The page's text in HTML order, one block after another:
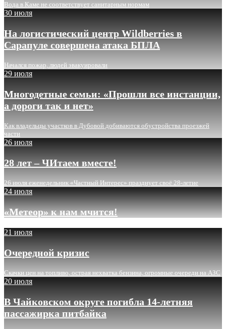
Вода в Каме не соответствует санитарным нормам
30 июля
На логистический центр Wildberries в
Сарапуле совершена атака БПЛА
Начался пожар, людей эвакуировали
29 июля
Многодетные семьи: «Прошли все инстанции,
а дороги так и нет»
Как владельцы участков в Дубовой добиваются обустройства проезжей
части
26 июля
28 лет – ЧИтаем вместе!
26 июля еженедельник «Частный Интерес» празднует своё 28-летие
24 июля
«Метеор» к нам мчится!
21 июля
Очередной кризис
Скачки цен на топливо, острая нехватка бензина, огромные очереди на АЗС
20 июля
В Чайковском округе погибла 14-летняя
пассажирка питбайка